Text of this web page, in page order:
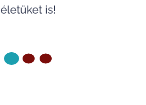
életüket is!